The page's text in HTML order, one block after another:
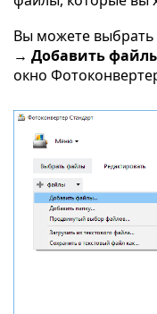
Вы можете
→ Добавить
окно